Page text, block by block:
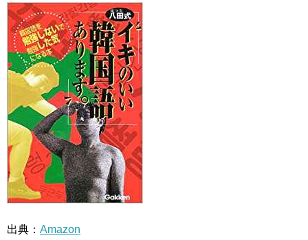
出典： Amazon